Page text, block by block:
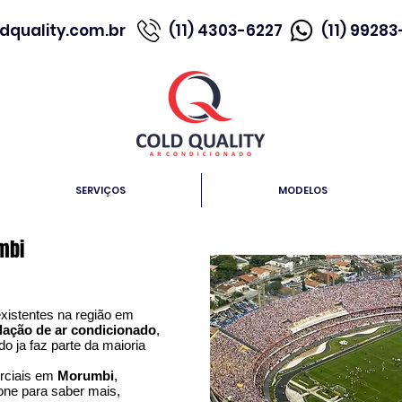
(11) 4303-6227 (11)
SERVIÇOS MODELOS
na região em
de ar condicionado,
ja faz parte da maioria
em Morumbi,
para saber mais,